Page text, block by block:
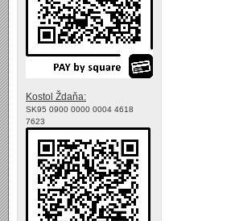
Kostol Ždaňa:
SK95 0900 0000 0004 4618
7623